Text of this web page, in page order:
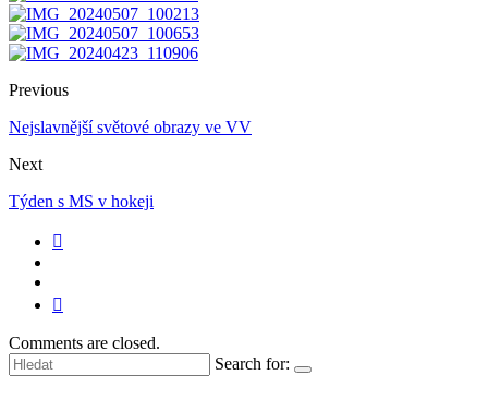
Previous
Nejslavnější světové obrazy ve VV
Next
Týden s MS v hokeji
Comments are closed.
Search for: